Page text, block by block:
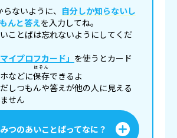
ないように、 自分しか知らないし
んと答えを入力してね。
ことばは忘れないようにしてくだ
イプロフカード」 を使うとカード
などに保存
ほぞん
できるよ
しつもんや答えが他の人に見える
せん
つのあいことばってなに？